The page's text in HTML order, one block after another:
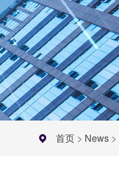
首页 > News >